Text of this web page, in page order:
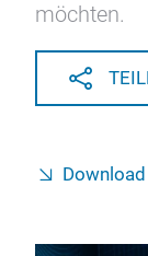
möchten.